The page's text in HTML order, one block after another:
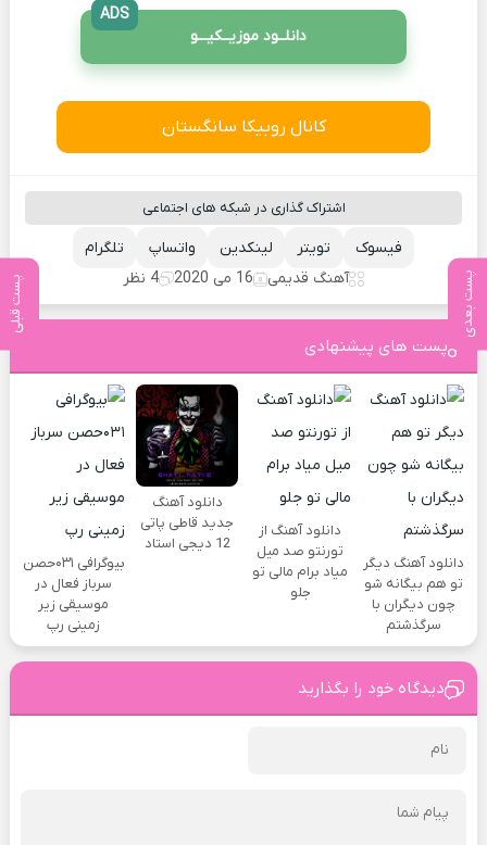
پست بعدی پست قبلی
دانلــود موزیــکیـــو
ADS
کانال روبیکا سانگستان
اشتراک گذاری در شبکه های اجتماعی
تلگرام واتساپ لینکدین تویتر
فیسوک
آهنگ قدیمی
16 می 2020 4 نظر
پست های پیشنهادی
دانلود آهنگ دیگر
تو هم بیگانه شو
چون دیگران با
سرگذشتم
دانلود آهنگ از
تورنتو صد میل
میاد برام مالی تو
جلو
دانلود آهنگ
جدید قاطی پاتی
12 دیجی استاد
بیوگرافی ۰۳۱حصن
سرباز فعال در
موسیقی زیر
زمینی رپ
دیدگاه خود را بگذارید